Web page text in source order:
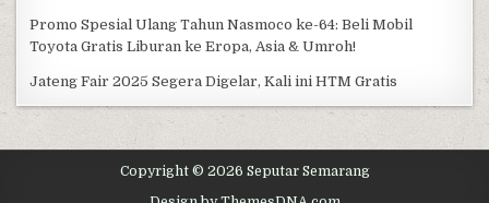
Promo Spesial Ulang Tahun Nasmoco ke-64: Beli Mobil
Toyota Gratis Liburan ke Eropa, Asia & Umroh!
Jateng Fair 2025 Segera Digelar, Kali ini HTM Gratis
Copyright © 2026 Seputar Semarang